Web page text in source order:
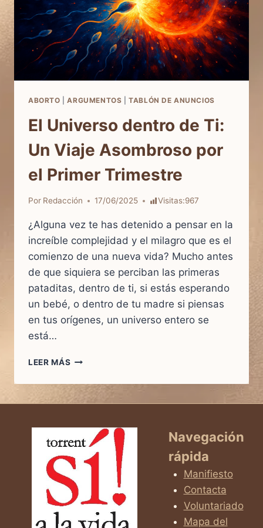
ABORTO |ARGUMENTOS |TABLÓN DE ANUNCIOS
El Universo dentro de Ti:
Un Viaje Asombroso por
el Primer Trimestre
Por Redacción 17/06/2025 Visitas:967
¿Alguna vez te has detenido a pensar en la
increíble complejidad y el milagro que es el
comienzo de una nueva vida? Mucho antes
de que siquiera se perciban las primeras
pataditas, dentro de ti, si estás esperando
un bebé, o dentro de tu madre si piensas
en tus orígenes, un universo entero se
está…
LEER MÁS
DENTRO
DE
ASOMBROSO
POR
EL
PRIMER
TRIMESTRE
Navegación
rápida
Manifiesto
Contacta
Voluntariado
Mapa del